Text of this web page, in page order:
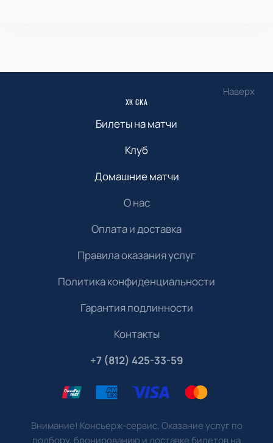
Наверх
ХК СКА
Билеты на матчи
Клуб
Домашние матчи
О нас
Оплата и доставка
Правила оказания услуг
Политика конфиденциальности
Гарантия подлинности
Контакты
+7 (812) 425-33-59
Внимание! Консьерж-сервис. Оказание услуг по